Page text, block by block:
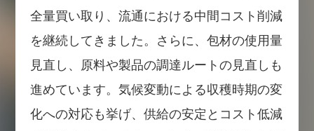
全量買い取り、流通における中間コスト削減
を継続してきました。さらに、包材の使用量
見直し、原料や製品の調達ルートの見直しも
進めています。気候変動による収穫時期の変
化への対応も挙げ、供給の安定とコスト低減